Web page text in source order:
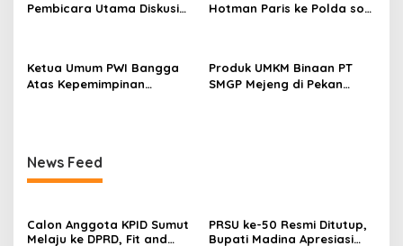
Pembicara Utama Diskusi
Hotman Paris ke Polda soal
Ketua Umum PWI Bangga
Atas Kepemimpinan
Produk UMKM Binaan PT
SMGP Mejeng di Pekan
News Feed
Calon Anggota KPID Sumut
Melaju ke DPRD, Fit and
PRSU ke-50 Resmi Ditutup,
Bupati Madina Apresiasi